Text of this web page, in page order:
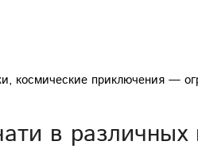
космические приключения —
в